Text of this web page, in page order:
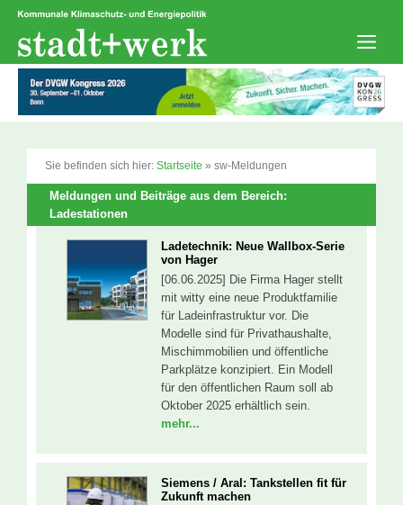
Zum
springen
Sie befinden sich hier: Startseite » sw-Meldungen
Meldungen und Beiträge aus dem Bereich:
Ladestationen
Ladetechnik: Neue Wallbox-Serie
von Hager
[06.06.2025] Die Firma Hager stellt
mit witty eine neue Produktfamilie
für Ladeinfrastruktur vor. Die
Modelle sind für Privathaushalte,
Mischimmobilien und öffentliche
Parkplätze konzipiert. Ein Modell
für den öffentlichen Raum soll ab
Oktober 2025 erhältlich sein.
mehr...
Siemens / Aral: Tankstellen fit für
Zukunft machen